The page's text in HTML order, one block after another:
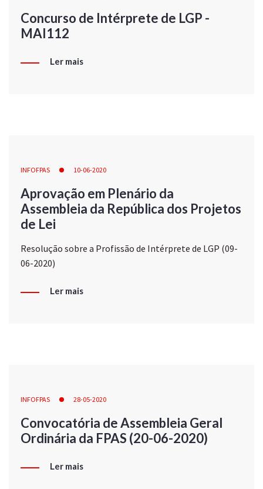
Concurso de Intérprete de LGP -
MAI112
Ler mais
INFOFPAS 10-06-2020
Aprovação em Plenário da
Assembleia da República dos Projetos
de Lei
Resolução sobre a Profissão de Intérprete de LGP (09-
06-2020)
Ler mais
INFOFPAS 28-05-2020
Convocatória de Assembleia Geral
Ordinária da FPAS (20-06-2020)
Ler mais